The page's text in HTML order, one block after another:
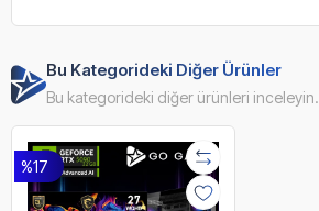
Bu Kategorideki Diğer Ürünler
Bu kategorideki diğer ürünleri inceleyin.
%17